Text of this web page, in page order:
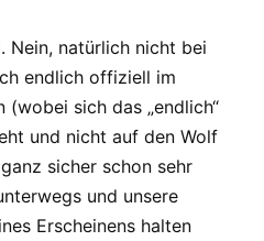
Nein, natürlich nicht bei
endlich offiziell im
(wobei sich das „endlich“
und nicht auf den Wolf
sicher schon sehr
und unsere
Erscheinens halten